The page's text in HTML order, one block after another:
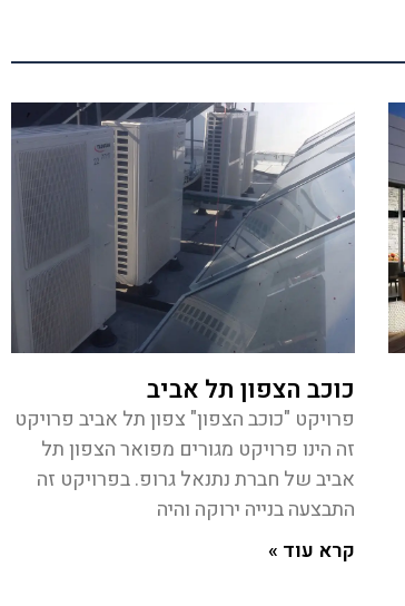
כוכב הצפון תל אביב
פרויקט "כוכב הצפון" צפון תל אביב פרויקט
זה הינו פרויקט מגורים מפואר הצפון תל
אביב של חברת נתנאל גרופ. בפרויקט זה
התבצעה בנייה ירוקה והיה
קרא עוד »